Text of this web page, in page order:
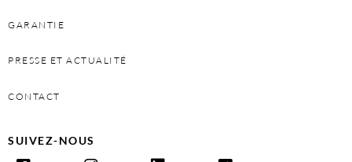
GARANTIE
PRESSE ET ACTUALITÉ
CONTACT
SUIVEZ-NOUS